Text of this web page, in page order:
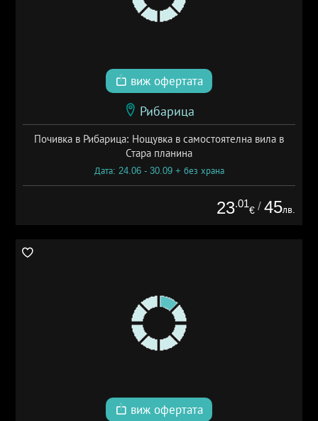
виж офертата
Рибарица
Почивка в Рибарица: Нощувка в самостоятелна вила в
Стара планина
Дата: 24.06 - 30.09 + без храна
23.01
€ / 45лв.
виж офертата